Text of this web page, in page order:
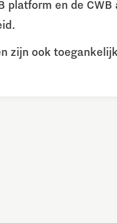
en de
zijn ook